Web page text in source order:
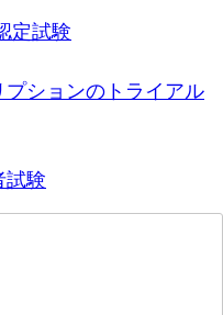
定試験
ションのトライアル
試験